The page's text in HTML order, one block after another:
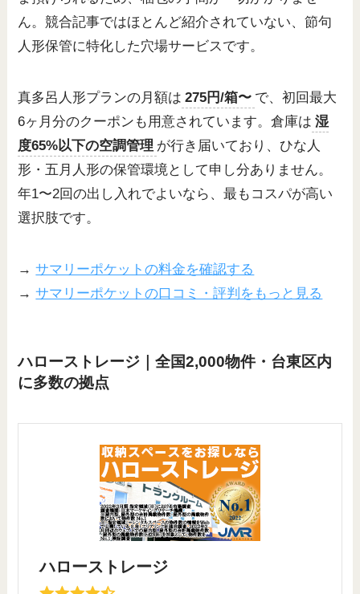
ん。競合記事ではほとんど紹介されていない、節句
人形保管に特化した穴場サービスです。
真多呂人形プランの月額は 275円/箱〜 で、初回最大
6ヶ月分のクーポンも用意されています。倉庫は 湿
度65%以下の空調管理 が行き届いており、ひな人
形・五月人形の保管環境として申し分ありません。
年1〜2回の出し入れでよいなら、最もコスパが高い
選択肢です。
→サマリーポケットの料金を確認する
→サマリーポケットの口コミ・評判をもっと見る
ハローストレージ｜全国2,000物件・台東区内
に多数の拠点
ハローストレージ